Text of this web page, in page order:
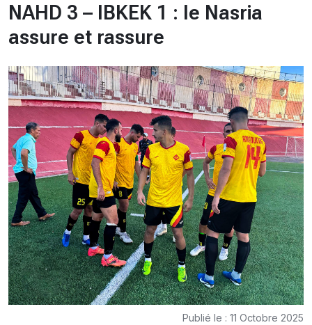
NAHD 3 – IBKEK 1 : le Nasria
assure et rassure
Publié le : 11 Octobre 2025